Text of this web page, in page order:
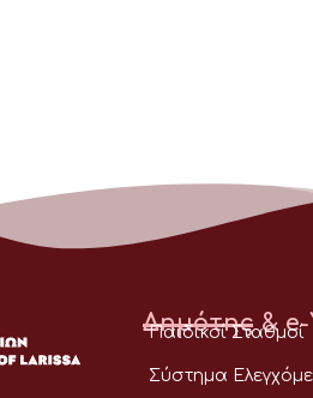
Δημότης &
Παιδικοί Σταθμοί
Σύστημα